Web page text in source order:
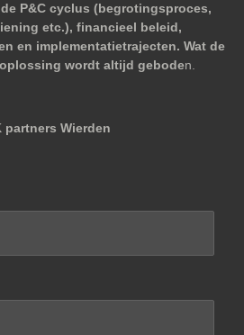
P&C cyclus (begrotingsproces,
etc.), financieel beleid,
en implementatietrajecten. Wat de
wordt altijd geboden.
partners Wierden